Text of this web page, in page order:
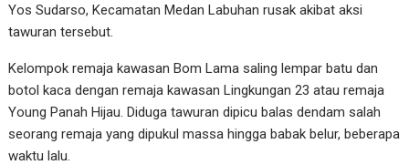
Yos Sudarso, Kecamatan Medan Labuhan rusak akibat aksi
tawuran tersebut.
Kelompok remaja kawasan Bom Lama saling lempar batu dan
botol kaca dengan remaja kawasan Lingkungan 23 atau remaja
Young Panah Hijau. Diduga tawuran dipicu balas dendam salah
seorang remaja yang dipukul massa hingga babak belur, beberapa
waktu lalu.